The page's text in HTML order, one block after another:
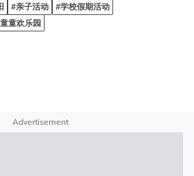
#亲子活动
#学校假期活动
童欢乐园
Advertisement